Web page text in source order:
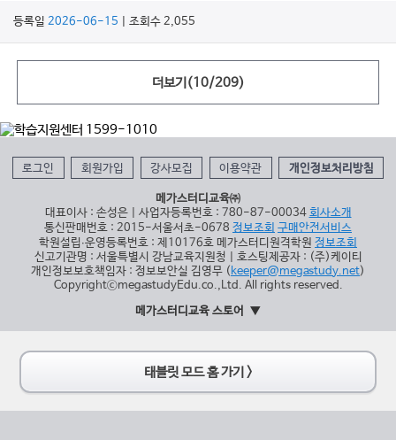
등록일 2026-06-15 | 조회수 2,055
더보기(10/209)
로그인 회원가입 강사모집 이용약관 개인정보처리방침
메가스터디교육㈜
대표이사 : 손성은 | 사업자등록번호 : 780-87-00034 회사소개
통신판매번호 : 2015-서울서초-0678 정보조회 구매안전서비스
학원설립∙운영등록번호 : 제10176호 메가스터디원격학원 정보조회
신고기관명 : 서울특별시 강남교육지원청 | 호스팅제공자 : (주)케이티
개인정보보호책임자 : 정보보안실 김영무 ( keeper@megastudy.net)
CopyrightⓒmegastudyEdu.co.,Ltd. All rights reserved.
메가스터디교육 스토어
태블릿 모드 홈 가기 >